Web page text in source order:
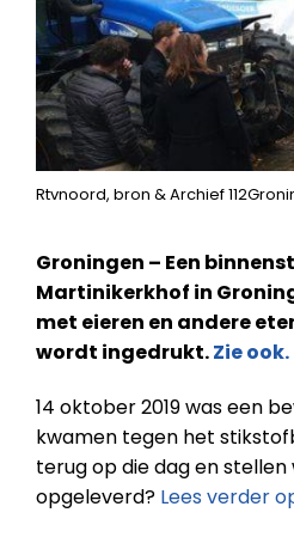
Rtvnoord, bron & Archief
Groningen – Een
Martinikerkhof in
met eieren en andere
wordt ingedrukt.Zie ook.
14 oktober 2019 was een
kwamen tegen het
terug op die dag en
opgeleverd? Lees verder